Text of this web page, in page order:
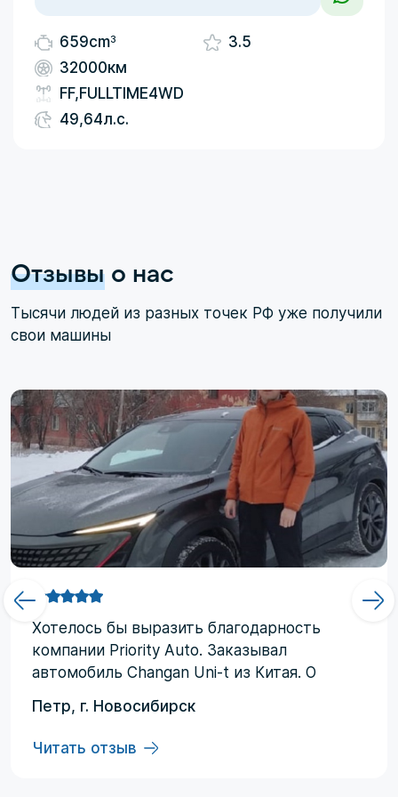
659cm3
32000км
FF,FULLTIME4WD
49,64л.с.
3.5
Отзывы о нас
Тысячи людей из разных точек РФ уже получили
свои машины
Хотелоcь бы выразить благодарность
компании Priority Аuto. Заказывал
автомобиль Changan Uni-t из Китая. О
компании узнал от друзей и коллег по
работе. Работал со мной менеджер
Евгений, логисты Ольга и Регина. В начале
Петр, г. Новосибирск
Читать отзыв